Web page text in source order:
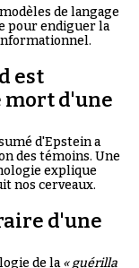
de langage
pour endiguer la
est
d'une
d'Epstein a
des témoins. Une
explique
nos cerveaux.
d'une
de la« guérilla